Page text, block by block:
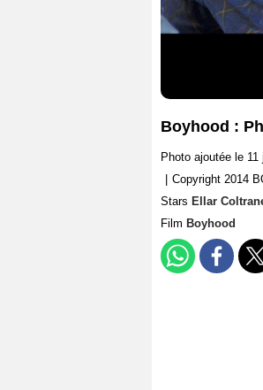
Boyhood :
Photo ajoutée le 11
Copyright 2014
Stars Ellar
Film Boyhood